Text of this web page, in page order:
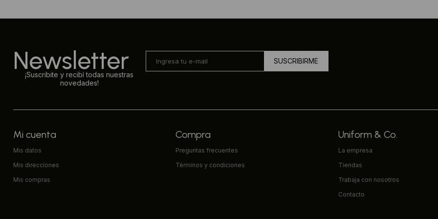
Newsletter
¡Suscribite y recibí todas nuestras
novedades!
SUSCRIBIRME
Mi cuenta
Mis datos
Mis direcciones
Mis compras
Compra
Preguntas frecuentes
Términos y condiciones
Uniform & Co.
La empresa
Tiendas
Trabaja con nosotros
Contacto